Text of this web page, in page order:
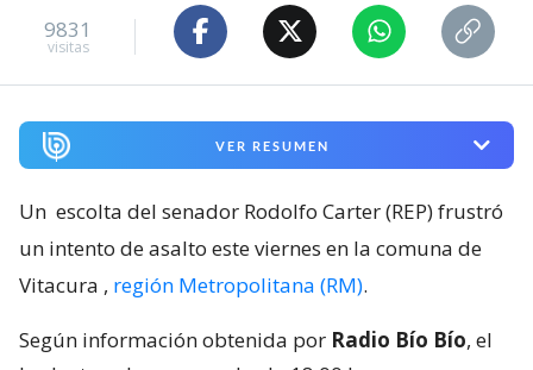
9831
visitas
VER RESUMEN
Un escolta del senador Rodolfo Carter (REP) frustró
un intento de asalto este viernes en la comuna de
Vitacura , región Metropolitana (RM).
Según información obtenida por Radio Bío Bío, el